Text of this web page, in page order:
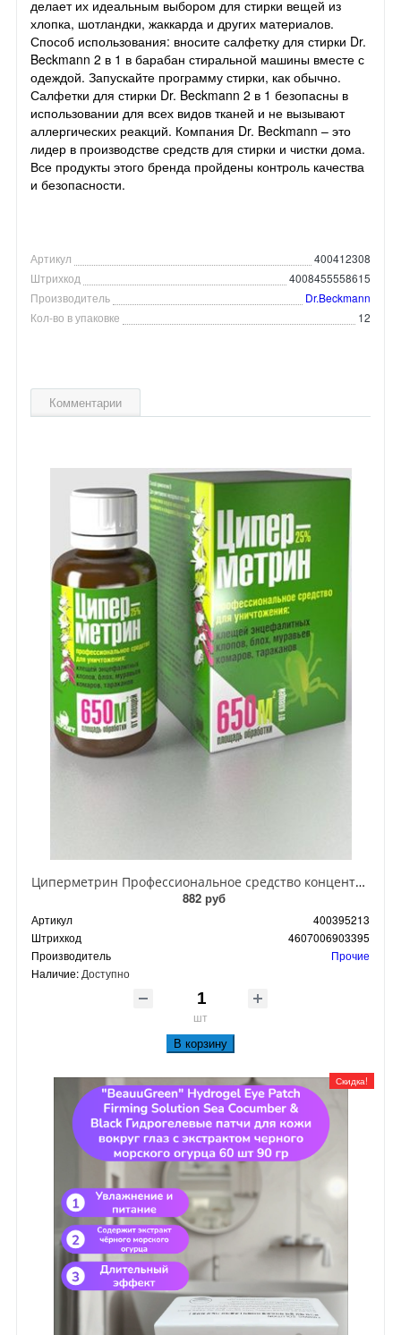
делает их идеальным выбором для стирки вещей из
хлопка, шотландки, жаккарда и других материалов.
Способ использования: вносите салфетку для стирки Dr.
Beckmann 2 в 1 в барабан стиральной машины вместе с
одеждой. Запускайте программу стирки, как обычно.
Салфетки для стирки Dr. Beckmann 2 в 1 безопасны в
использовании для всех видов тканей и не вызывают
аллергических реакций. Компания Dr. Beckmann – это
лидер в производстве средств для стирки и чистки дома.
Все продукты этого бренда пройдены контроль качества
и безопасности.
Артикул
400412308
Штрихкод
4008455558615
Производитель
Dr.Beckmann
Кол-во в упаковке
12
Комментарии
Циперметрин Профессиональное средство концентрат эмульсии 25% для уничтожения тараканов, мух,комаров, блох, клопов, муравьев, ос 50 мл
882 руб
Артикул
400395213
Штрихкод
4607006903395
Производитель
Прочие
Наличие: Доступно
шт
В корзину
Скидка!